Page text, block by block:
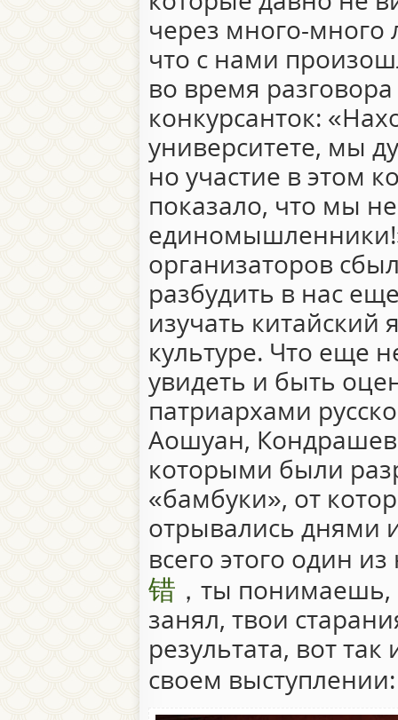
через много-много
что с нами
во время
конкурсанток:
университете, мы
но участие в этом
показало, что мы
организаторов
разбудить в нас
изучать китайский
культуре. Что еще
увидеть и быть
патриархами
Аошуан,
которыми были
«бамбуки», от
отрывались днями
всего этого один
错 ，ты понимаешь,
занял, твои
результата, вот
своем